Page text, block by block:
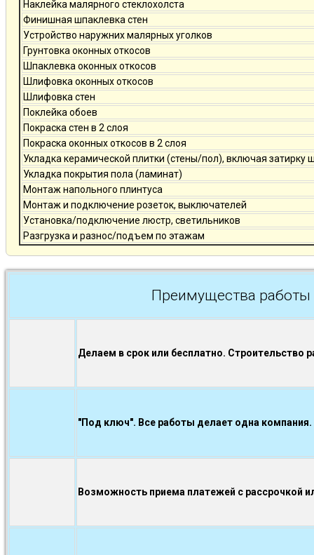
Наклейка малярного стеклохолста
Финишная шпаклевка стен
Устройство наружних малярных уголков
Грунтовка оконных откосов
Шпаклевка оконных откосов
Шлифовка оконных откосов
Шлифовка стен
Поклейка обоев
Покраска стен в 2 слоя
Покраска оконных откосов в 2 слоя
Укладка керамической плитки (стены/пол), включая затирку
Укладка покрытия пола (ламинат)
Монтаж напольного плинтуса
Монтаж и подключение розеток, выключателей
Установка/подключение люстр, светильников
Разгрузка и разнос/подъем по этажам
Преимущества
Делаем в срок или бесплатно. Строительство
"Под ключ". Все работы делает одна компания.
Возможность приема платежей с рассрочкой